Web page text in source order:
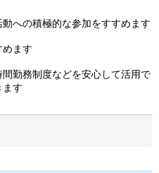
への積極的な参加をすすめます
ます
勤務制度などを安心して活用で
ます